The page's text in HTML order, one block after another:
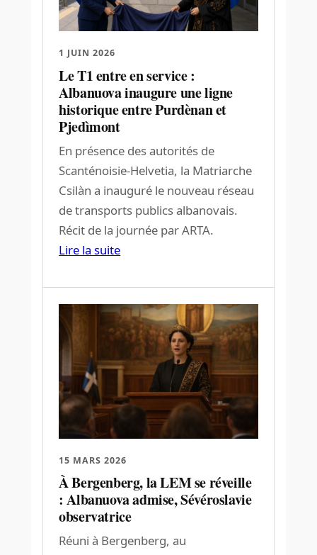
1 JUIN 2026
Le T1 entre en service :
Albanuova inaugure une ligne
historique entre Purdènan et
Pjedìmont
En présence des autorités de
Scanténoisie-Helvetia, la Matriarche
Csilàn a inauguré le nouveau réseau
de transports publics albanovais.
Récit de la journée par ARTA.
Lire la suite
15 MARS 2026
À Bergenberg, la LEM se réveille
: Albanuova admise, Sévéroslavie
observatrice
Réuni à Bergenberg, au